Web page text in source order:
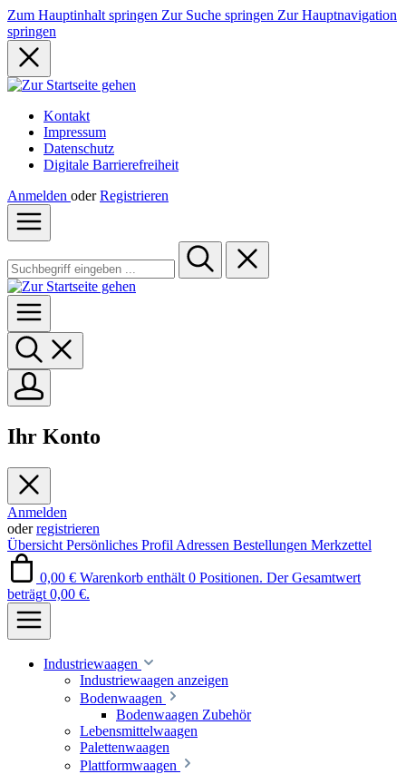
Zum Hauptinhalt springen Zur Suche springen Zur Hauptnavigation
springen
Kontakt
Impressum
Datenschutz
Digitale Barrierefreiheit
Anmelden oder Registrieren
Ihr Konto
Anmelden
oderregistrieren
Übersicht Persönliches Profil Adressen Bestellungen Merkzettel
0,00 € Warenkorb enthält 0 Positionen. Der Gesamtwert
beträgt 0,00 €.
Industriewaagen
Industriewaagen anzeigen
Bodenwaagen
Bodenwaagen Zubehör
Lebensmittelwaagen
Palettenwaagen
Plattformwaagen